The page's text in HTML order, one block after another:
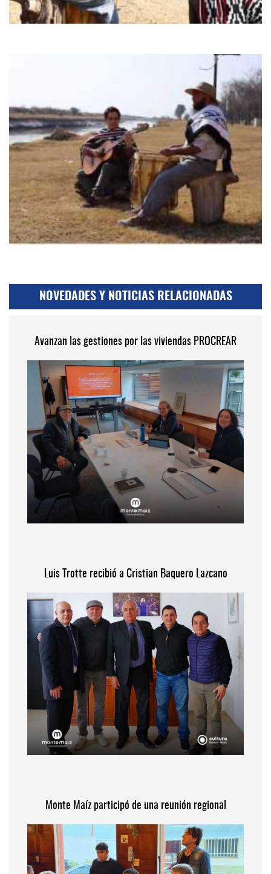
NOVEDADES Y NOTICIAS RELACIONADAS
Avanzan las gestiones por las viviendas PROCREAR
Luis Trotte recibió a Cristian Baquero Lazcano
Monte Maíz participó de una reunión regional